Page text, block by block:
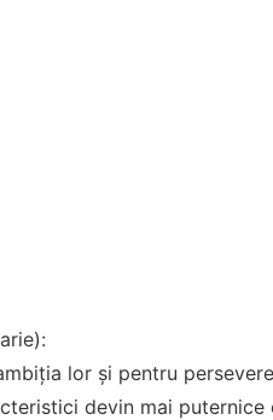
lor și pentru
devin mai puternice